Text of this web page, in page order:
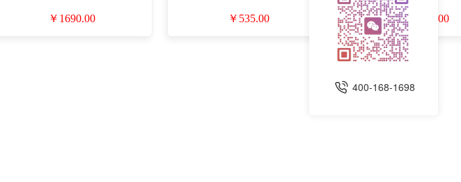
￥1690.00 ￥535.00 ￥2383.00
400-168-1698